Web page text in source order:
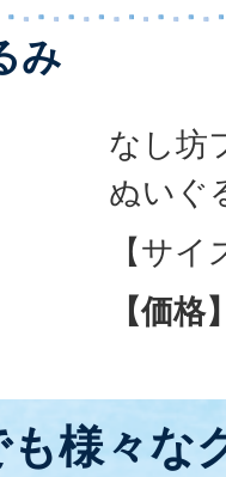
み
なし坊
ぬいぐ
【サ
【価
様々な